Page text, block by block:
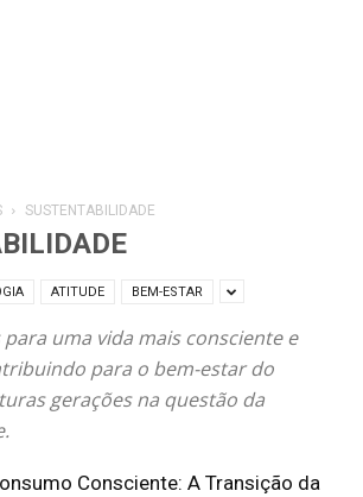
SUSTENTABILIDADE
ATITUDE BEM-ESTAR
uma vida mais consciente e
para o bem-estar do
gerações na questão da
Consciente: A Transição da